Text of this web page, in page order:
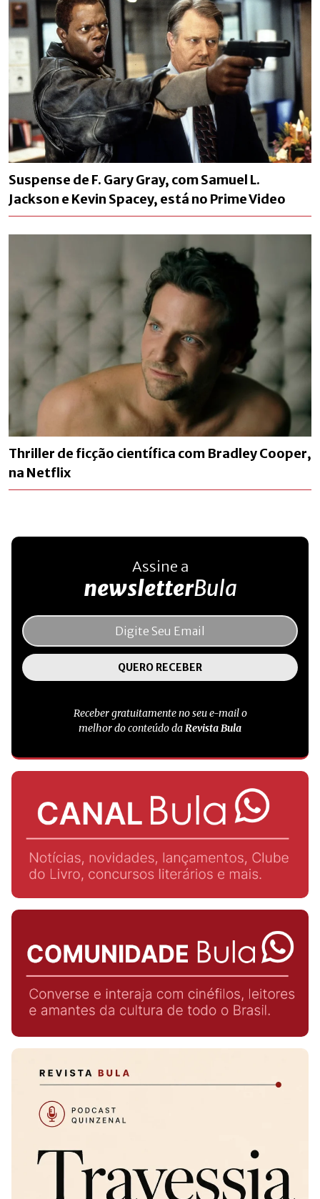
Suspense de F. Gary Gray, com Samuel L.
Jackson e Kevin Spacey, está no Prime Video
Thriller de ficção científica com Bradley Cooper,
na Netflix
Assine a
newsletterBula
Receber gratuitamente no seu e-mail o
melhor do conteúdo daRevista Bula